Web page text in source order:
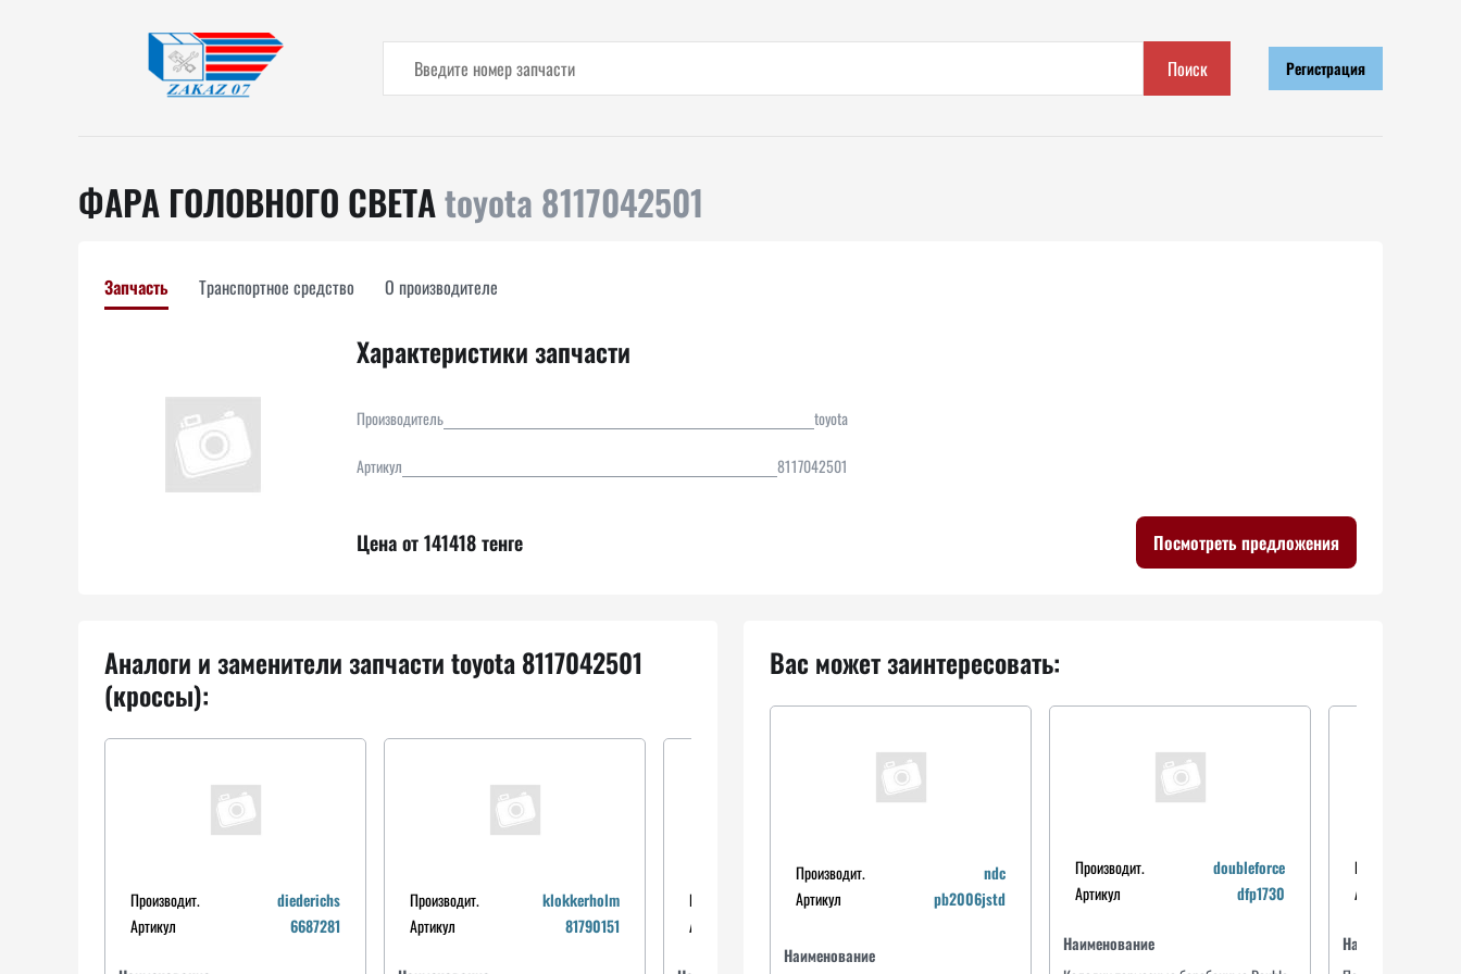
Поиск Регистрация
ФАРА ГОЛОВНОГО СВЕТАtoyota 8117042501
Запчасть Транспортное средство О производителе
Характеристики запчасти
Производитель toyota
Артикул 8117042501
Цена от 141418 тенге Посмотреть предложения
Аналоги и заменители запчасти toyota 8117042501
(кроссы):
Производит.
diederichs
Артикул
6687281
Производит.
klokkerholm
Артикул
81790151
Производит.
Артикул
Производит.
Вас может заинтересовать:
Производит.
ndc
Артикул
pb2006jstd
Наименование
Производит.
doubleforce
Артикул
dfp1730
Наименование
Производит.
Артикул
Наименование